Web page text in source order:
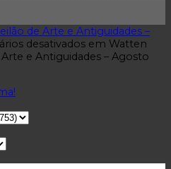
de Arte e Antiguidades –
desativados em Watten
Arte e Antiguidades – Agosto